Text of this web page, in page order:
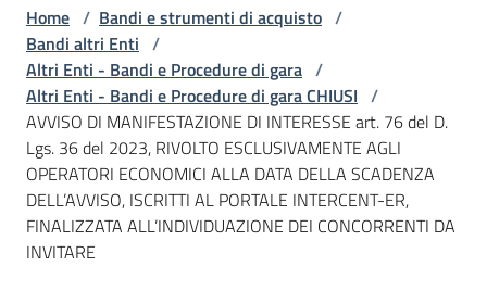
telematici
L'Agenzia
Bandi
e
strumenti
Home / Bandi e strumenti di acquisto /
Bandi altri Enti /
Altri Enti - Bandi e Procedure di gara /
Altri Enti - Bandi e Procedure di gara CHIUSI /
AVVISO DI MANIFESTAZIONE DI INTERESSE art. 76 del D.
Lgs. 36 del 2023, RIVOLTO ESCLUSIVAMENTE AGLI
OPERATORI ECONOMICI ALLA DATA DELLA SCADENZA
DELL’AVVISO, ISCRITTI AL PORTALE INTERCENT-ER,
FINALIZZATA ALL’INDIVIDUAZIONE DEI CONCORRENTI DA
INVITARE